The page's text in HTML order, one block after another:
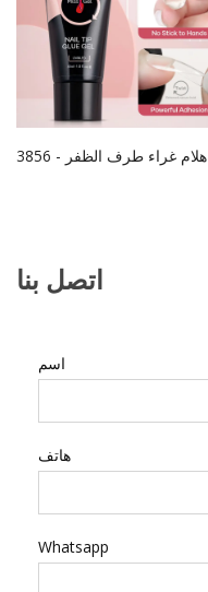
3856 - هلام غراء طرف الظفر
اتصل بنا
اسم
هاتف
Whatsapp